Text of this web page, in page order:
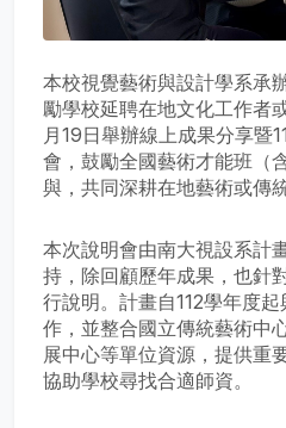
本校視覺藝術與設計學系承
勵學校延聘在地文化工作者
月19日舉辦線上成果分享暨
會，鼓勵全國藝術才能班（
與，共同深耕在地藝術或傳
本次說明會由南大視設系計
持，除回顧歷年成果，也針
行說明。計畫自112學年度
作，並整合國立傳統藝術中
展中心等單位資源，提供重
協助學校尋找合適師資。